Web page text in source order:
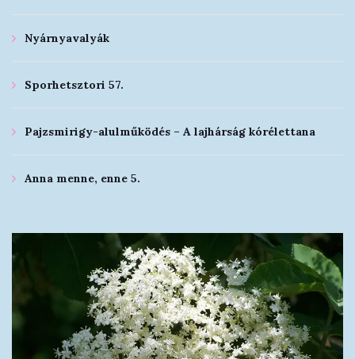
Nyárnyavalyák
Sporhetsztori 57.
Pajzsmirigy-alulműködés – A lajhárság kórélettana
Anna menne, enne 5.